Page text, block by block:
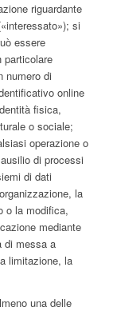
riguardante
si
essere
particolare
numero di
online
fisica,
o sociale;
operazione o
di processi
di dati
la
o la modifica,
mediante
di messa a
limitazione, la
una delle